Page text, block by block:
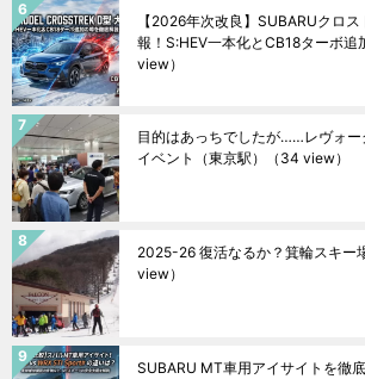
【2026年次改良】SUBARUクロ
報！S:HEV一本化とCB18ターボ追
view）
目的はあっちでしたが……レヴォー
イベント（東京駅）
（34 view）
2025-26 復活なるか？箕輪スキー
view）
SUBARU MT車用アイサイトを徹